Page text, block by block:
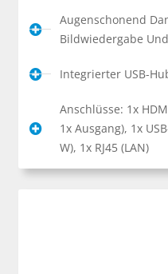
Augenschonend
Bildwiedergabe
Integrierter USB-
Anschlüsse: 1x
1x Ausgang), 1x
W), 1x RJ45 (LAN)